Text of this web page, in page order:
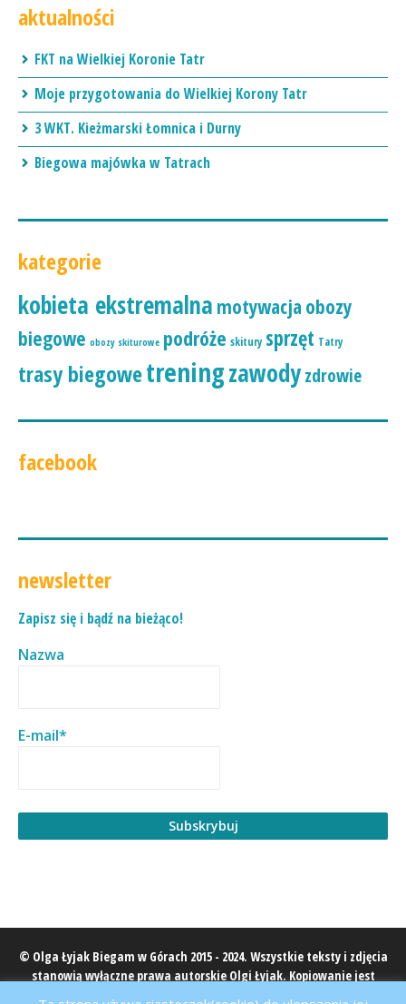
aktualności
FKT na Wielkiej Koronie Tatr
Moje przygotowania do Wielkiej Korony Tatr
3 WKT. Kieżmarski Łomnica i Durny
Biegowa majówka w Tatrach
kategorie
kobieta ekstremalna motywacja obozy
biegowe obozy skiturowe podróże skitury sprzęt Tatry
trasy biegowetreningzawodyzdrowie
facebook
newsletter
Zapisz się i bądź na bieżąco!
Nazwa
E-mail*
© Olga Łyjak Biegam w Górach 2015 - 2024. Wszystkie teksty i zdjęcia
stanowią wyłączne prawa autorskie Olgi Łyjak. Kopiowanie jest